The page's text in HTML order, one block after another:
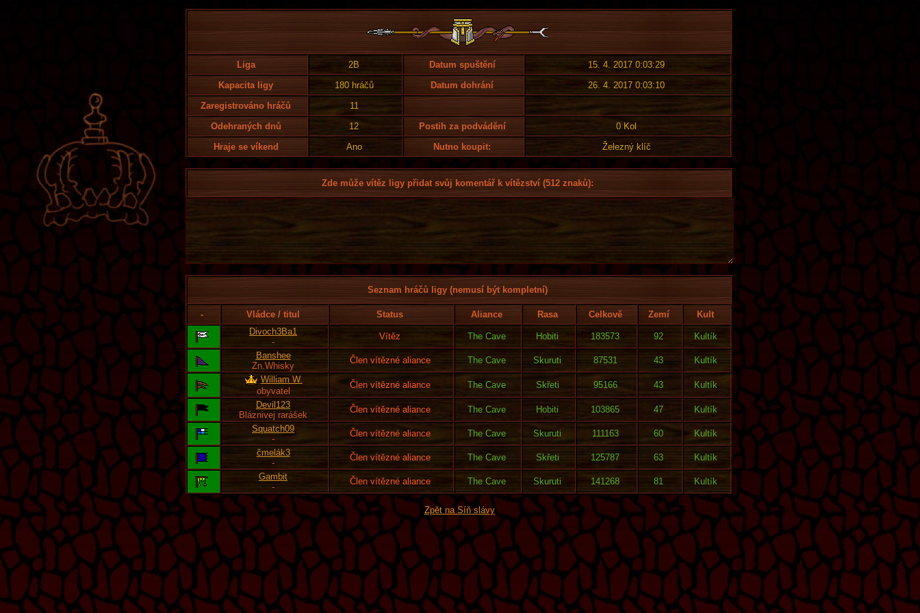
Liga 2B Datum spuštění
15. 4. 2017 0:03:29
Kapacita ligy
180 hráčů Datum dohrání
26. 4. 2017 0:03:10
Zaregistrováno hráčů
11
Odehraných dnů
12 Postih za podvádění
0 Kol
Hraje se víkend
Ano Nutno koupit: Železný klíč
Zde může vítěz ligy přidat svůj komentář k vítězství (512 znaků):
Seznam hráčů ligy (nemusí být kompletní)
- Vládce / titul Status Aliance Rasa Celkově Zemí
Kult
Divoch3Ba1
-
Vítěz The Cave Hobiti 183573 92
Kultík
Banshee
Zn.Whisky
Člen vítězné aliance The Cave Skuruti 87531 43
Kultík
William W.
obyvatel
Člen vítězné aliance The Cave Skřeti 95166 43
Kultík
Devil123
Bláznivej rarášek
Člen vítězné aliance The Cave Hobiti 103865 47
Kultík
Squatch09
-
Člen vítězné aliance The Cave Skuruti 111163 60
Kultík
čmelák3
-
Člen vítězné aliance The Cave Skřeti 125787 63
Kultík
Gambit
-
Člen vítězné aliance The Cave Skuruti 141268 81 Kultík
Zpět na Síň slávy